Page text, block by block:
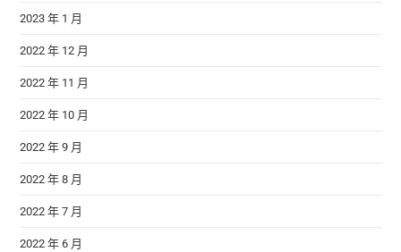
2023 年 1 月
2022 年 12 月
2022 年 11 月
2022 年 10 月
2022 年 9 月
2022 年 8 月
2022 年 7 月
2022 年 6 月